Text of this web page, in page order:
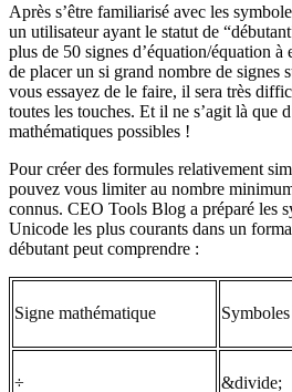
Après s’être familiarisé avec les
un utilisateur ayant le statut de
plus de 50 signes d’équation/équation
de placer un si grand nombre de signes
vous essayez de le faire, il sera très
toutes les touches. Et il ne s’agit là que
mathématiques possibles !
Pour créer des formules relativement
pouvez vous limiter au nombre
connus. CEO Tools Blog a préparé les
Unicode les plus courants dans un
débutant peut comprendre :
Signe mathématique Symboles
÷ &divide;